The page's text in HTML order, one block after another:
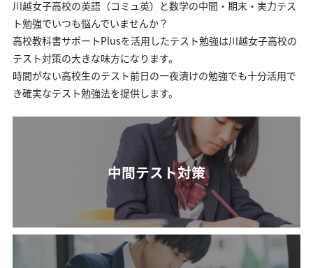
川越女子高校の英語（コミュ英）と数学の中間・期末・実力テス
ト勉強でいつも悩んでいませんか？
高校教科書サポートPlusを活用したテスト勉強は川越女子高校の
テスト対策の大きな味方になります。
時間がない高校生のテスト前日の一夜漬けの勉強でも十分活用で
き確実なテスト勉強法を提供します。
中間テスト対策